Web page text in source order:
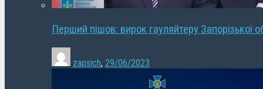
Перший пішов: вирок гауляйтеру Запорізької
zapsich, 29/06/2023